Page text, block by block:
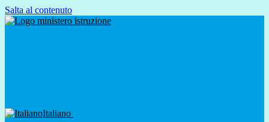
Salta al contenuto
Italiano